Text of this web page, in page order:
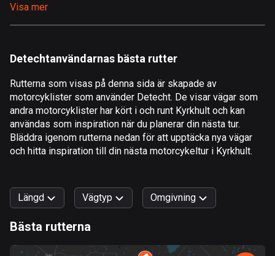
182 rutter
Algeriet
175 rutter
Amerikanska Jungfruöarna
1 rutt
Angola
Antigua och Barbuda
Visa mer
Detechtanvändarnas bästa rutter
Rutterna som visas på denna sida är skapade av
motorcyklister som använder Detecht. De visar vägar som
andra motorcyklister har kört i och runt Kyrkhult och kan
användas som inspiration när du planerar din nästa tur.
Bläddra igenom rutterna nedan för att upptäcka nya vägar
och hitta inspiration till din nästa motorcykeltur i Kyrkhult.
Längd Vägtyp Omgivning
Bästa rutterna